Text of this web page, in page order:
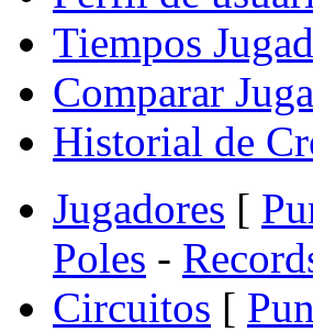
Tiempos
Comparar
Historial de
Jugadores [
Poles -
Circuitos [